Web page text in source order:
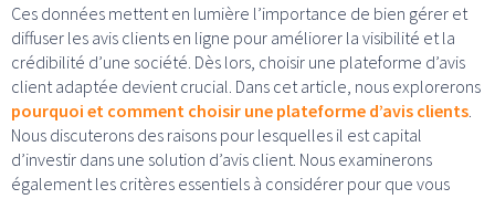
Ces données mettent en lumière l’importance de bien gérer et
diffuser les avis clients en ligne pour améliorer la visibilité et la
crédibilité d’une société. Dès lors, choisir une plateforme d’avis
client adaptée devient crucial. Dans cet article, nous explorerons
pourquoi et comment choisir une plateforme d’avis clients
Nous discuterons des raisons pour lesquelles il est capital
d’investir dans une solution d’avis client. Nous examinerons
également les critères essentiels à considérer pour que vous